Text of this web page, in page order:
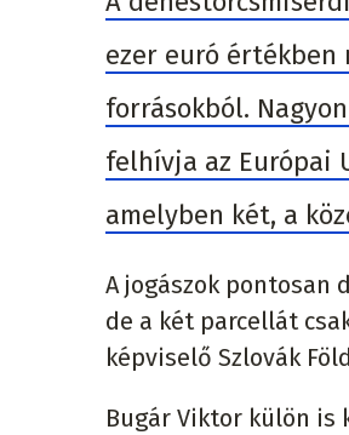
ezer euró
forrásokból.
felhívja az Európai
amelyben két, a
A jogászok pontosan
de a két parcellát
képviselő Szlovák
Bugár Viktor külön is